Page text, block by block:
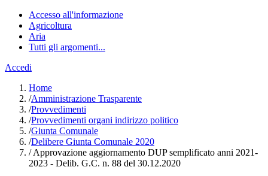
Accesso all'informazione
Agricoltura
Aria
Tutti gli argomenti...
Accedi
Home
/Amministrazione Trasparente
/Provvedimenti
/Provvedimenti organi indirizzo politico
/Giunta Comunale
/Delibere Giunta Comunale 2020
/Approvazione aggiornamento DUP semplificato anni 2021-
2023 - Delib. G.C. n. 88 del 30.12.2020